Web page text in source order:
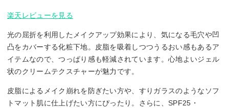
楽天レビューを見る
光の屈折を利用したメイクアップ効果により、気になる毛穴や凹
凸をカバーする化粧下地。皮脂を吸着しつつうるおい感もあるア
イテムなので、つっぱり感も軽減されています。心地よいジェル
状のクリームテクスチャーが魅力です。
皮脂によるメイク崩れを防ぎたい方や、すりガラスのようなソフ
トマット肌に仕上げたい方にぴったり。さらに、SPF25・